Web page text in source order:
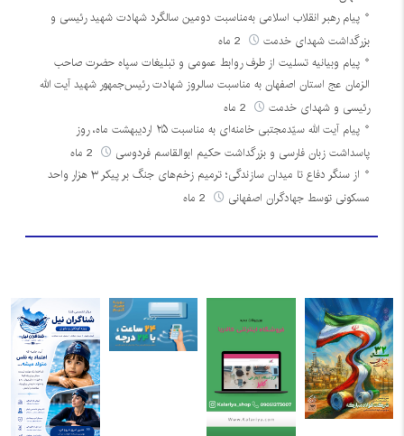
پیام رهبر انقلاب اسلامی به‌مناسبت دومین سالگرد شهادت شهید رئیسی و
بزرگداشت شهدای خدمت
پیام وبیانیه تسلیت از طرف روابط عمومی و تبلیغات سپاه حضرت صاحب
الزمان عج استان اصفهان به مناسبت سالروز شهادت رئیس‌جمهور شهید آیت الله
رئیسی و شهدای خدمت
پیام آیت الله سیّدمجتبی خامنه‌ای به مناسبت ۲۵ اردیبهشت ماه، روز
پاسداشت زبان فارسی و بزرگداشت حکیم ابوالقاسم فردوسی
از سنگر دفاع تا میدان سازندگی؛ ترمیم زخم‌های جنگ بر پیکر ۳ هزار واحد
مسکونی توسط جهادگران اصفهانی